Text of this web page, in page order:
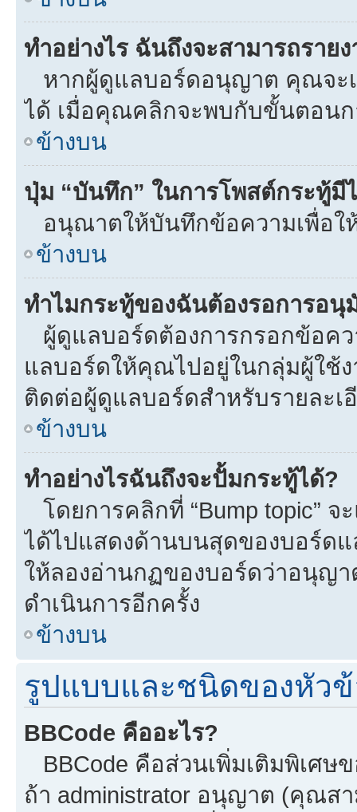
ทำอย่างไร ฉันถึงจะสามารถรา
หากผู้ดูแลบอร์ดอนุญาต คุณจะเ
ได้ เมื่อคุณคลิกจะพบกับขั้นตอนก
ข้างบน
ปุ่ม “บันทึก” ในการโพสต์กระทู้มี
อนุณาตให้บันทึกข้อความเพื่อใ
ข้างบน
ทำไมกระทู้ของฉันต้องรอการอนุ
ผู้ดูแลบอร์ดต้องการกรอกข้อค
แลบอร์ดให้คุณไปอยู่ในกลุ่มผู้ใช้
ติดต่อผู้ดูแลบอร์ดสำหรับรายละเ
ข้างบน
ทำอย่างไรฉันถึงจะปั้มกระทู้ได้?
โดยการคลิกที่ “Bump topic”
ได้ไปแสดงด้านบนสุดของบอร์ด
ให้ลองอ่านกฏของบอร์ดว่าอนุญ
ดำเนินการอีกครั้ง
ข้างบน
รูปแบบและชนิดของหัว
BBCode คืออะไร?
BBCode คือส่วนเพิ่มเติมพิเศษ
ถ้า administrator อนุญาต (คุณส